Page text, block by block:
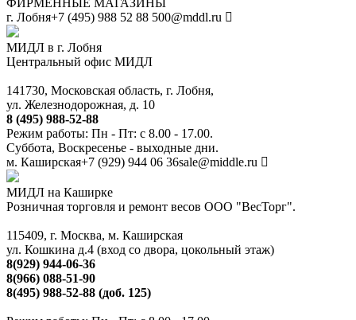
ФИРМЕННЫЕ МАГАЗИНЫ
г. Лобня+7 (495) 988 52 88 500@mddl.ru
МИДЛ в г. Лобня
Центральный офис МИДЛ
141730, Московская область, г. Лобня,
ул. Железнодорожная, д. 10
8 (495) 988-52-88
Режим работы: Пн - Пт: с 8.00 - 17.00.
Суббота, Воскресенье - выходные дни.
м. Каширская+7 (929) 944 06 36sale@middle.ru
МИДЛ на Каширке
Розничная торговля и ремонт весов ООО "ВесТорг".
115409, г. Москва, м. Каширская
ул. Кошкина д.4 (вход со двора, цокольный этаж)
8(929) 944-06-36
8(966) 088-51-90
8(495) 988-52-88 (доб. 125)